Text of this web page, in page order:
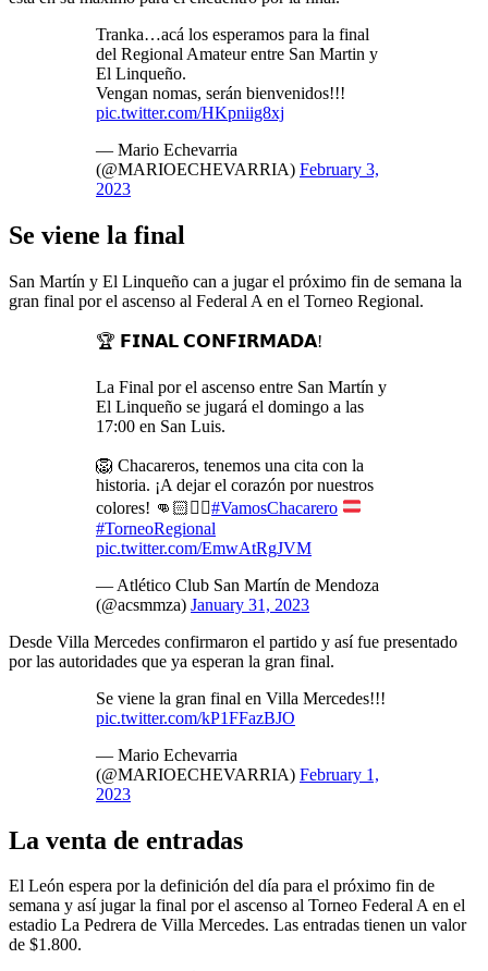
Tranka…acá los esperamos para la final
del Regional Amateur entre San Martin y
El Linqueño.
Vengan nomas, serán bienvenidos!!!
pic.twitter.com/HKpniig8xj
— Mario Echevarria
(@MARIOECHEVARRIA) February 3,
2023
Se viene la final
San Martín y El Linqueño can a jugar el próximo fin de semana la
gran final por el ascenso al Federal A en el Torneo Regional.
🏆 𝗙𝗜𝗡𝗔𝗟 𝗖𝗢𝗡𝗙𝗜𝗥𝗠𝗔𝗗𝗔!
La Final por el ascenso entre San Martín y
El Linqueño se jugará el domingo a las
17:00 en San Luis.
🦁 Chacareros, tenemos una cita con la
historia. ¡A dejar el corazón por nuestros
colores! 👊🏻❤️‍🔥#VamosChacarero
#TorneoRegional
pic.twitter.com/EmwAtRgJVM
— Atlético Club San Martín de Mendoza
(@acsmmza) January 31, 2023
Desde Villa Mercedes confirmaron el partido y así fue presentado
por las autoridades que ya esperan la gran final.
Se viene la gran final en Villa Mercedes!!!
pic.twitter.com/kP1FFazBJO
— Mario Echevarria
(@MARIOECHEVARRIA) February 1,
2023
La venta de entradas
El León espera por la definición del día para el próximo fin de
semana y así jugar la final por el ascenso al Torneo Federal A en el
estadio La Pedrera de Villa Mercedes. Las entradas tienen un valor
de $1.800.